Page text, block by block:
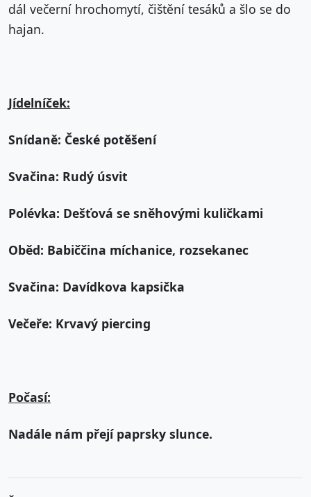
dál večerní hrochomytí, čištění tesáků a šlo se do
hajan.
Jídelníček:
Snídaně: České potěšení
Svačina: Rudý úsvit
Polévka: Dešťová se sněhovými kuličkami
Oběd: Babiččina míchanice, rozsekanec
Svačina: Davídkova kapsička
Večeře: Krvavý piercing
Počasí:
Nadále nám přejí paprsky slunce.